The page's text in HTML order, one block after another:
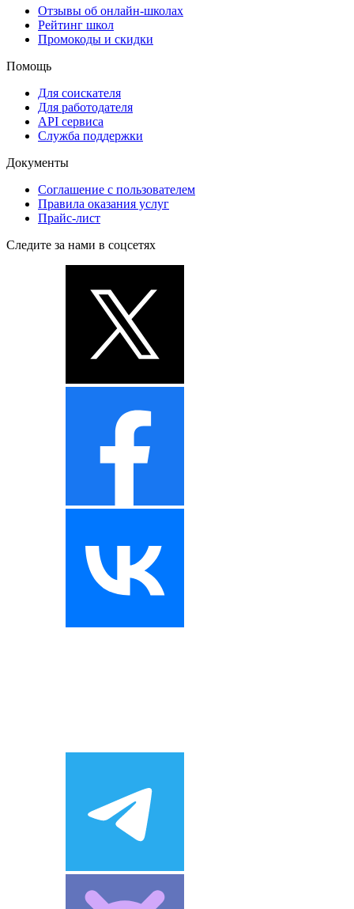
Отзывы об онлайн-школах
Рейтинг школ
Промокоды и скидки
Помощь
Для соискателя
Для работодателя
API сервиса
Служба поддержки
Документы
Соглашение с пользователем
Правила оказания услуг
Прайс-лист
Следите за нами в соцсетях